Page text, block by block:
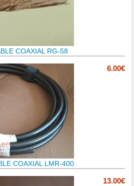
COAXIAL RG-58
6.00€
COAXIAL LMR-400
13.00€